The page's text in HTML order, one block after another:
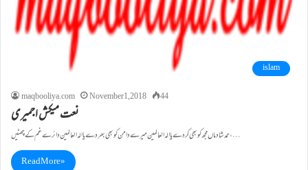
islam
maqbooliya.com
November 1, 2018 44
نعت میکش اجمیری
حمد شادماں مجھ کو بھی کردے یاالہ العالمین میرے دامن کو بھی بھردے یا الہ العالمین دائرے غم کے چھٹیں،…
Read More »